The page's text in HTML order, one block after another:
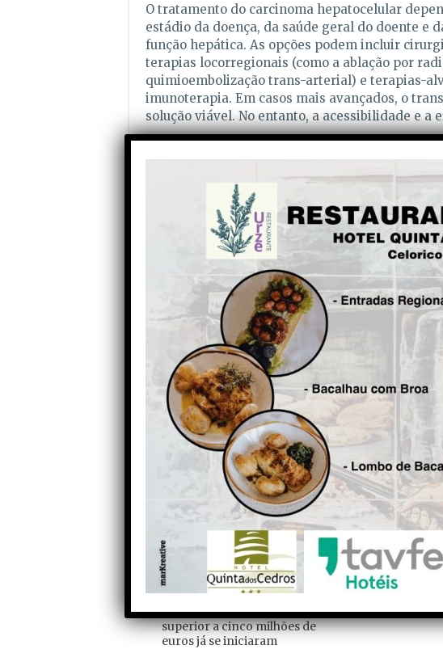
O tratamento do carcinoma hepatocelular
estádio da doença, da saúde geral do doente e
função hepática. As opções podem incluir
terapias locorregionais (como a ablação por
quimioembolização trans-arterial) e terapias-
imunoterapia. Em casos mais avançados, o
solução viável. No entanto, a acessibilidade e a
desafiante. Para além das dificuldades físicas
tratamentos, os doentes enfrentam
seu bem-estar psicológico e social. Neste
inclui médicos, enfermeiros, psicólogos,
fundamental para melhorar a qualidade de vida.
No Dia Mundial do Cancro e no Dia Mundial do
importância de políticas de saúde que
equitativo aos tratamentos e o apoio integral
datas lembram-nos da necessidade de
prevenção e educação, para que, juntos,
devastador do cancro do fígado e garantir uma
solidária na gestão da doença.
Autor: Dr. Arsénio
Partilhe com os seus amigos nas redes sociais!
Anterior
Obras na Escola Secundária
de Arganil com investimento
superior a cinco milhões de
euros já se iniciaram